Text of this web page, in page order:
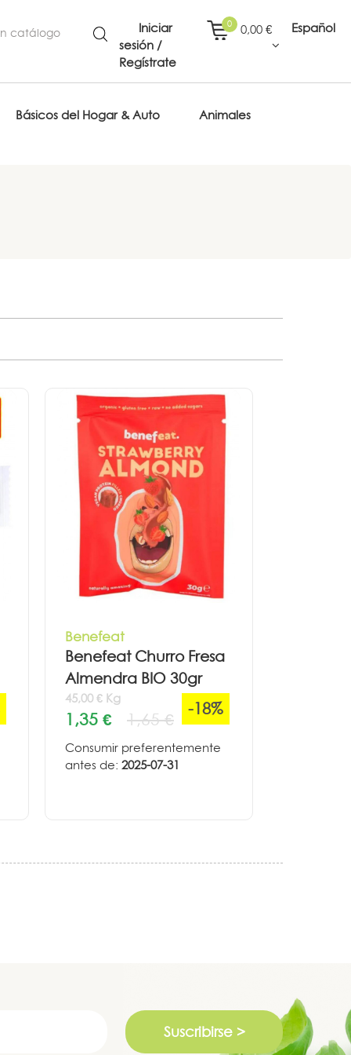
Iniciar
sesión /
Regístrate
0,00 €
0 Español
Básicos del Hogar & Auto
Animales
Benefeat
Benefeat Churro Fresa
Almendra BIO 30gr
45,00 € Kg
1,35 € 1,65 €
-18%
Consumir preferentemente
antes de: 2025-07-31
Suscribirse >